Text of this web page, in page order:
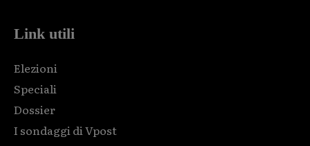
Link utili
Elezioni
Speciali
Dossier
I sondaggi di Vpost